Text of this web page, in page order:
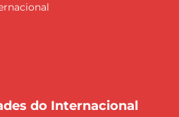
do Internacional